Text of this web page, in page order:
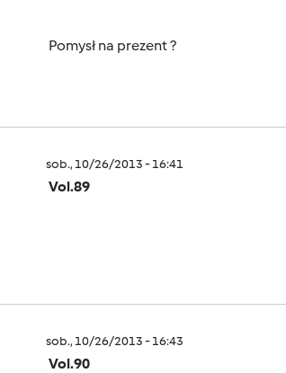
Pomysł na prezent ?
sob., 10/26/2013 - 16:41
Vol.89
sob., 10/26/2013 - 16:43
Vol.90